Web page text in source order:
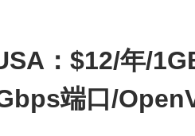
：$12/年/
端口/